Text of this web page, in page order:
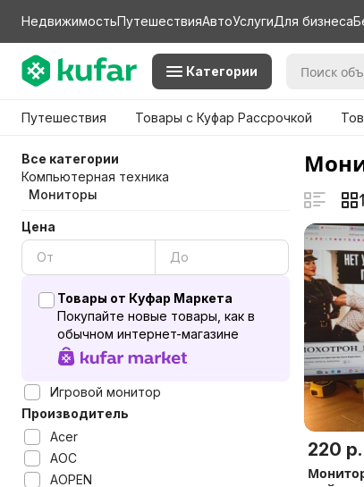
НедвижимостьПутешествияАвтоУслугиДля бизнеса
Категории
Путешествия Товары с Куфар Рассрочкой
Все категории
Компьютерная техника
Мониторы
Цена
Товары от Куфар Маркета
Покупайте новые товары, как в
обычном интернет-магазине
Игровой монитор
Производитель
Acer
AOC
AOPEN
220 р.